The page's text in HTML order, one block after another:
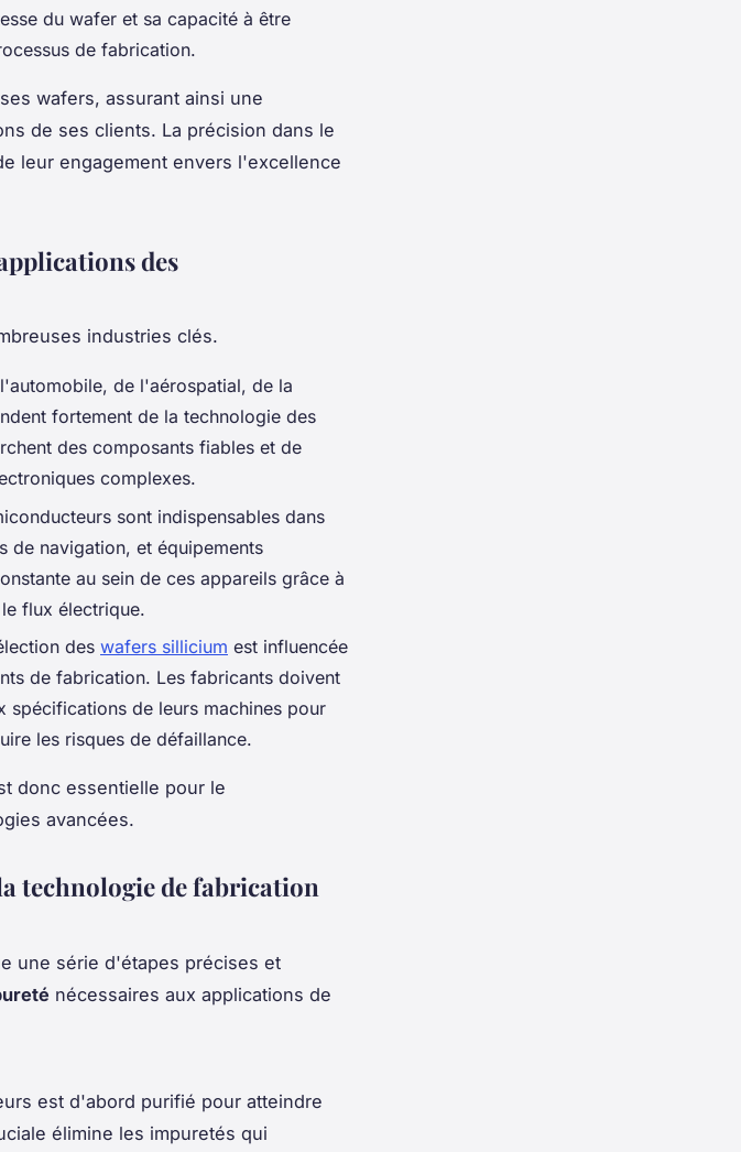
du wafer et sa capacité à être
de fabrication.
wafers, assurant ainsi une
de ses clients. La précision dans le
leur engagement envers l'excellence
des
industries clés.
de l'aérospatial, de la
fortement de la technologie des
des composants fiables et de
complexes.
sont indispensables dans
de navigation, et équipements
au sein de ces appareils grâce à
flux électrique.
des wafers sillicium est influencée
de fabrication. Les fabricants doivent
spécifications de leurs machines pour
les risques de défaillance.
donc essentielle pour le
avancées.
technologie de fabrication
une série d'étapes précises et
nécessaires aux applications de
est d'abord purifié pour atteindre
élimine les impuretés qui